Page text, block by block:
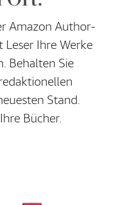
Amazon Author-
Ihre Werke
Behalten Sie
Stand.
Bücher.